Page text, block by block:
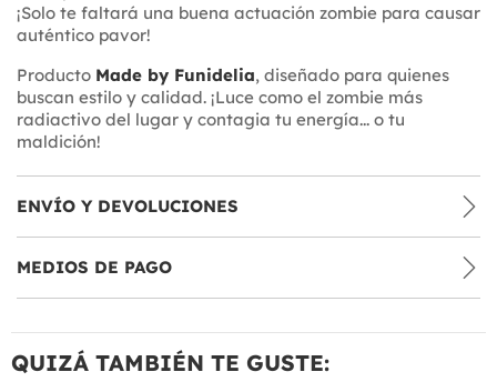
¡Solo te faltará una buena actuación zombie para causar
auténtico pavor!
Producto Made by Funidelia, diseñado para quienes
buscan estilo y calidad. ¡Luce como el zombie más
radiactivo del lugar y contagia tu energía... o tu
maldición!
ENVÍO Y DEVOLUCIONES
MEDIOS DE PAGO
QUIZÁ TAMBIÉN TE GUSTE: